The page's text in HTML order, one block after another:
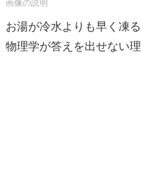
お湯が冷水よりも早く凍
物理学が答えを出せない